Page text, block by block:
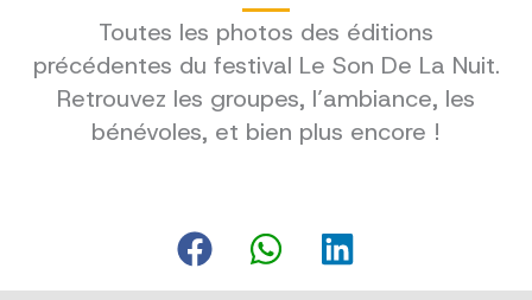
Toutes les photos des éditions
précédentes du festival Le Son De La Nuit.
Retrouvez les groupes, l’ambiance, les
bénévoles, et bien plus encore !